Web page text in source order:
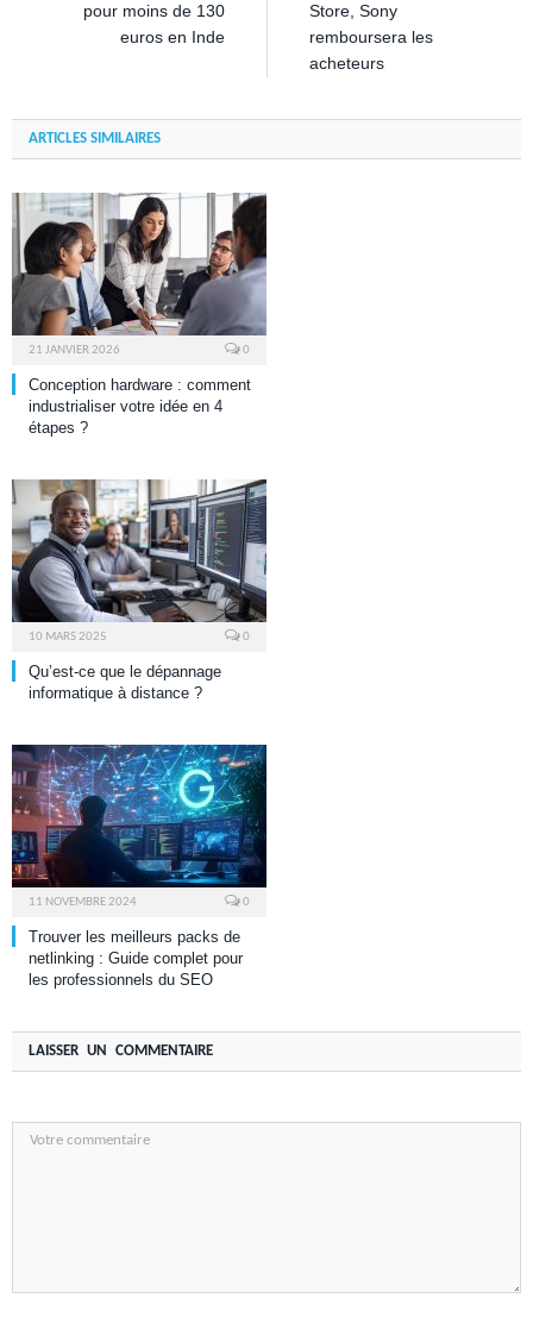
pour moins de 130
euros en Inde
Store, Sony
remboursera les
acheteurs
ARTICLES SIMILAIRES
21 JANVIER 2026 0
Conception hardware : comment
industrialiser votre idée en 4
étapes ?
10 MARS 2025 0
Qu’est-ce que le dépannage
informatique à distance ?
11 NOVEMBRE 2024 0
Trouver les meilleurs packs de
netlinking : Guide complet pour
les professionnels du SEO
LAISSER UN COMMENTAIRE